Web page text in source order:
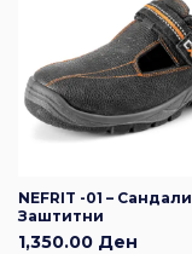
NEFRIT -01 – Сандали
Заштитни
1,350.00 Ден